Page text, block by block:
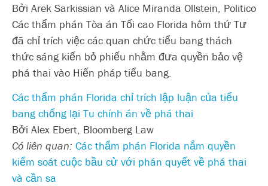
Bởi Arek Sarkissian và Alice Miranda Ollstein, Politico
Các thẩm phán Tòa án Tối cao Florida hôm thứ Tư
đã chỉ trích việc các quan chức tiểu bang thách
thức sáng kiến bỏ phiếu nhằm đưa quyền bảo vệ
phá thai vào Hiến pháp tiểu bang.
Các thẩm phán Florida chỉ trích lập luận của tiểu
bang chống lại Tu chính án về phá thai
Bởi Alex Ebert, Bloomberg Law
Có liên quan: Các thẩm phán Florida nắm quyền
kiểm soát cuộc bầu cử với phán quyết về phá thai
và cần sa